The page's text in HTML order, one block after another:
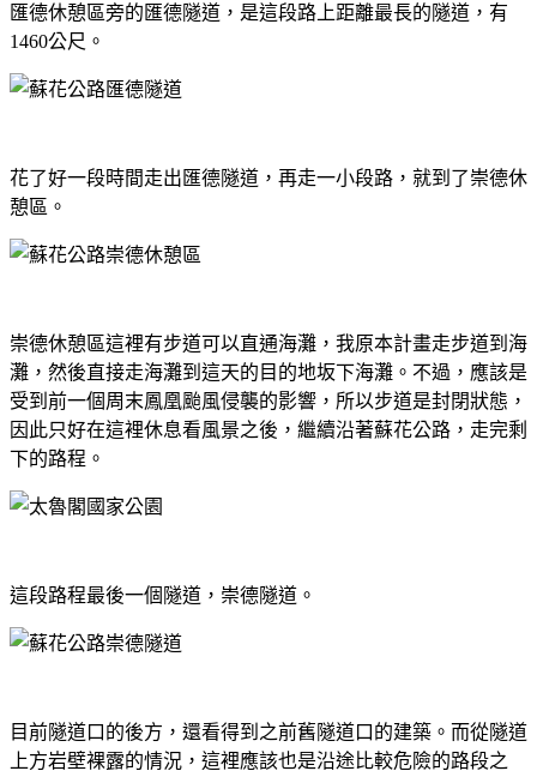
匯德休憩區旁的匯德隧道，是這段路上距離最長的隧道，有
1460公尺。
花了好一段時間走出匯德隧道，再走一小段路，就到了崇德休
憩區。
崇德休憩區這裡有步道可以直通海灘，我原本計畫走步道到海
灘，然後直接走海灘到這天的目的地坂下海灘。不過，應該是
受到前一個周末鳳凰颱風侵襲的影響，所以步道是封閉狀態，
因此只好在這裡休息看風景之後，繼續沿著蘇花公路，走完剩
下的路程。
這段路程最後一個隧道，崇德隧道。
目前隧道口的後方，還看得到之前舊隧道口的建築。而從隧道
上方岩壁裸露的情況，這裡應該也是沿途比較危險的路段之